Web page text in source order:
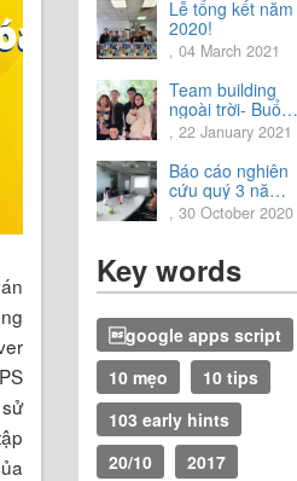
Lễ tổng kết năm
2020!
, 04 March 2021
Team building
ngoài trời- Buổi
trải nghiệm tuyệt
vời.
, 22 January 2021
Báo cáo nghiên
cứu quý 3 năm
2020
, 30 October 2020
Key words
google apps script
10 mẹo
10 tips
103 early hints
20/10
2017